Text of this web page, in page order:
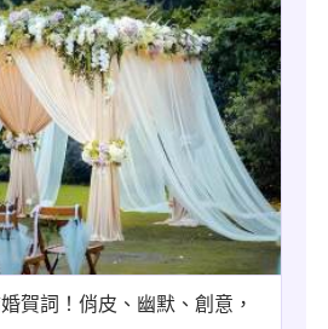
賀詞！俏皮、幽默、創意，